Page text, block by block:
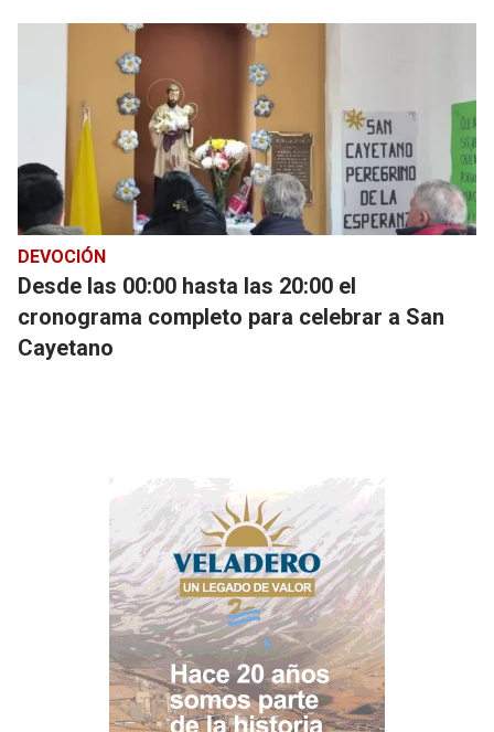
DEVOCIÓN
Desde las 00:00 hasta las 20:00 el
cronograma completo para celebrar a San
Cayetano